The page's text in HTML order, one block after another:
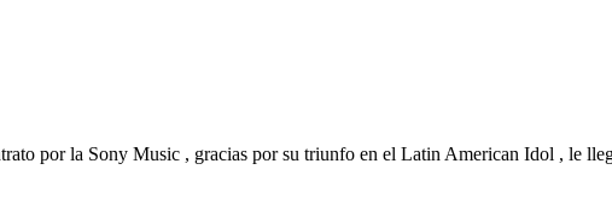
por la Sony Music , gracias por su triunfo en el Latin American Idol , le